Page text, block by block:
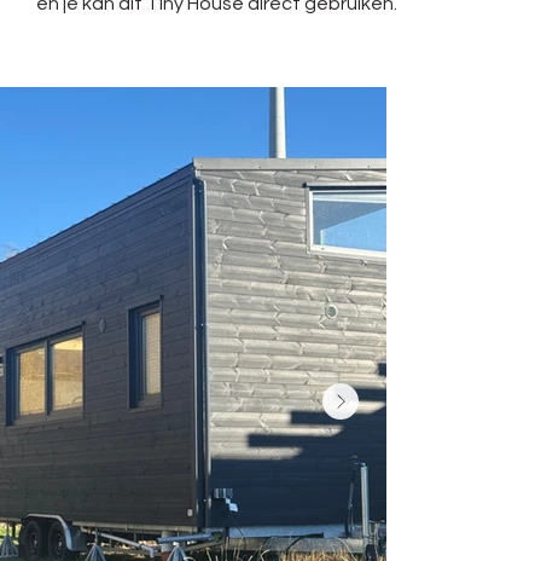
en je kan dit Tiny House direct gebruiken.